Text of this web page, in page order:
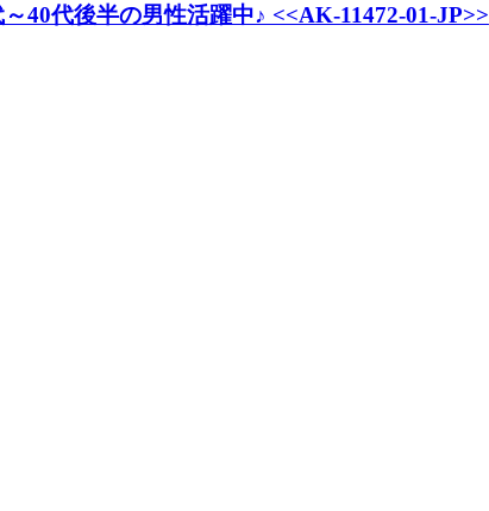
40代後半の男性活躍中♪ <<AK-11472-01-JP>>